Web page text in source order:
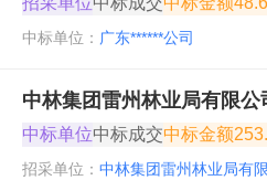
中标单位： 广东******公司
中林集团雷州林业局有限
中标单位中标成交中标金额
招采单位： 中林集团雷州林业局有